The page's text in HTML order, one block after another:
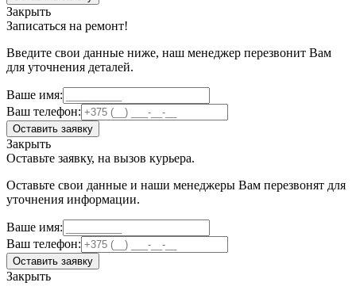
Закрыть
Записаться на ремонт!
Введите свои данные ниже, наш менеджер перезвонит Вам
для уточнения деталей.
Ваше имя:
Ваш телефон:
Оставить заявку
Закрыть
Оставьте заявку, на вызов курьера.
Оставьте свои данные и наши менеджеры Вам перезвонят для
уточнения информации.
Ваше имя:
Ваш телефон:
Оставить заявку
Закрыть